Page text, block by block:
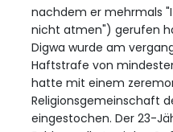
nachdem er mehrmals
nicht atmen") gerufen
Digwa wurde am
Haftstrafe von
hatte mit einem
Religionsgemeinschaft
eingestochen. Der 23-